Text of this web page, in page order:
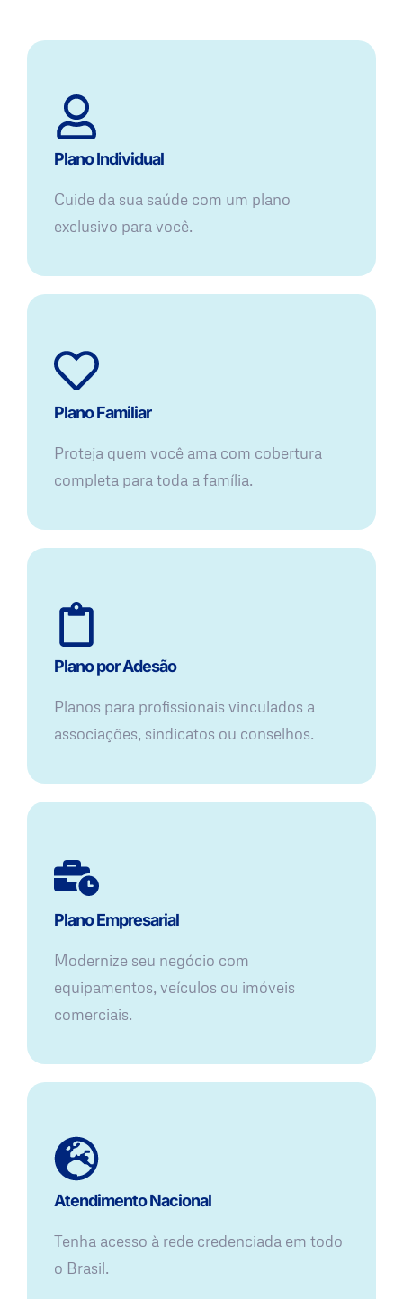
Plano Individual
Cuide da sua saúde com um plano
exclusivo para você.
Plano Familiar
Proteja quem você ama com cobertura
completa para toda a família.
Plano por Adesão
Planos para profissionais vinculados a
associações, sindicatos ou conselhos.
Plano Empresarial
Modernize seu negócio com
equipamentos, veículos ou imóveis
comerciais.
Atendimento Nacional
Tenha acesso à rede credenciada em todo
o Brasil.